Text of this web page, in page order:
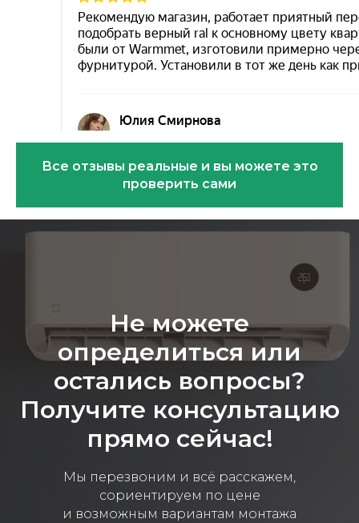
Эковарме на карте Санкт‑Петербурга —
Все отзывы реальные и вы можете это
проверить сами
Не можете
определиться или
остались вопросы?
Получите консультацию
прямо сейчас!
Мы перезвоним и всё расскажем,
сориентируем по цене
и возможным вариантам монтажа